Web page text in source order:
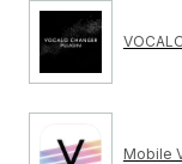
Mobile